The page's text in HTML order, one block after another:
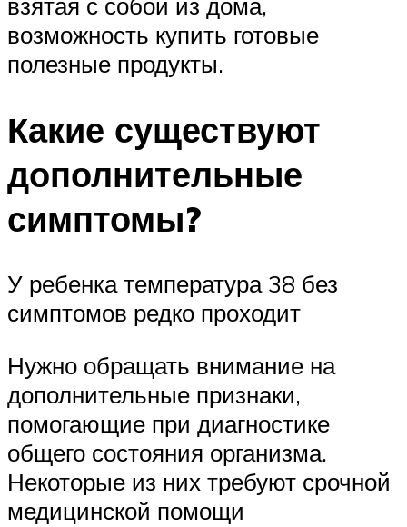
возможность купить готовые
полезные продукты.
Какие существуют
дополнительные
симптомы?
У ребенка температура 38 без
симптомов редко проходит
Нужно обращать внимание на
дополнительные признаки,
помогающие при диагностике
общего состояния организма.
Некоторые из них требуют срочной
медицинской помощи